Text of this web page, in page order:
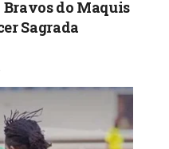
Bravos do Maquis
Sagrada